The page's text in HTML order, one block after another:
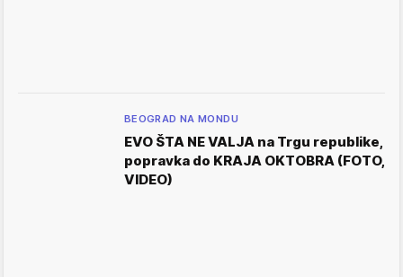
BEOGRAD NA MONDU
EVO ŠTA NE VALJA na Trgu republike,
popravka do KRAJA OKTOBRA (FOTO,
VIDEO)